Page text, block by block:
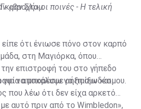
Σλαμ.
«βροχή» οι ποινές - Η τελική
ότι ένιωσε πόνο στον καρπό
στη Μαγιόρκα, όπου
επιστροφή του στο γήπεδο
αποκάλυψε ρήξη συνδέσμου.
να μπορέσω να παίξω και
που λέω ότι δεν είχα αρκετό
αυτό πριν από το Wimbledon»,